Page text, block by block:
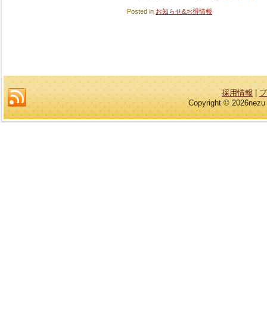
Posted in お知らせ&お得情報
採用情報 |
Copyright ©